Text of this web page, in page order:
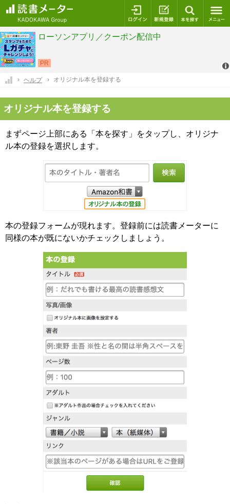
ログイン 新規登録
ヘルプ オリジナル本を登録する
オリジナル本を登録する
まずページ上部にある「本を探す」をタップし、オリジナ
ル本の登録を選択します。
本の登録フォームが現れます。登録前には読書メーターに
同様の本が既にないかチェックしましょう。